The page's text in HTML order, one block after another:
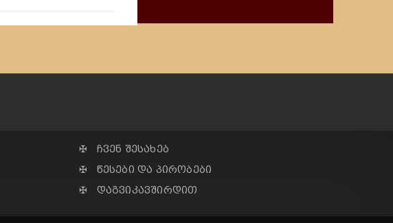
✠ ჩვენ შესახებ
✠ წესები და პირობები
✠ დაგვიკავშირდით